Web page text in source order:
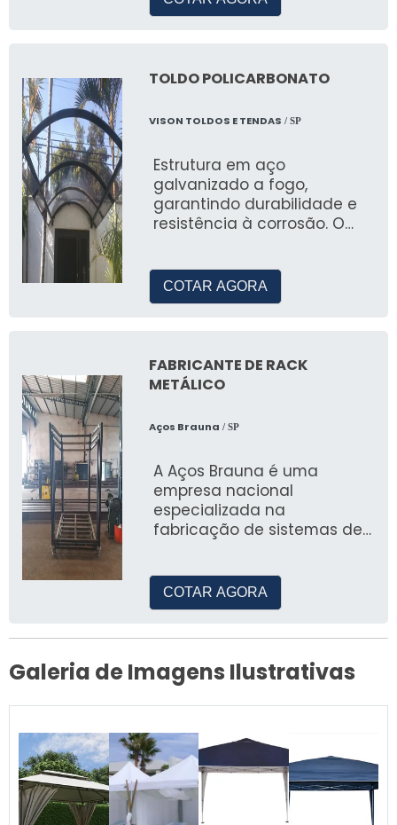
entrar em contato para obter uma cotação
prefeituras e ongs.
TOLDO POLICARBONATO
VISON TOLDOS E TENDAS / SP
Estrutura em aço
galvanizado a fogo,
garantindo durabilidade e
resistência à corrosão. O
superior ao esmalte
sintético, proporcionando
pintura eletrostática.
Opções fixas e retráteis com
compacta ou alveolar e
garantia de 10 anos no
COTAR AGORA
FABRICANTE DE RACK
METÁLICO
Aços Brauna / SP
A Aços Brauna é uma
empresa nacional
especializada na
fabricação de sistemas de
COTAR AGORA
Galeria de Imagens Ilustrativas